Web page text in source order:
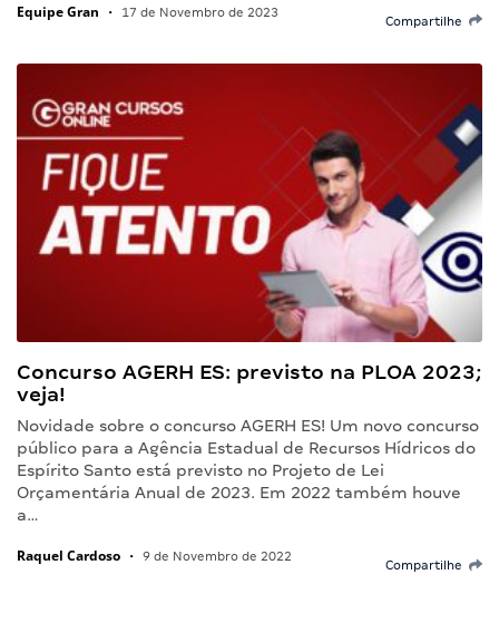
Equipe Gran • 17 de Novembro de 2023
Compartilhe
Concurso AGERH ES: previsto na PLOA 2023;
veja!
Novidade sobre o concurso AGERH ES! Um novo concurso
público para a Agência Estadual de Recursos Hídricos do
Espírito Santo está previsto no Projeto de Lei
Orçamentária Anual de 2023. Em 2022 também houve
a…
Raquel Cardoso • 9 de Novembro de 2022
Compartilhe